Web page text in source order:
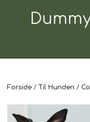
Forside Til Hunden